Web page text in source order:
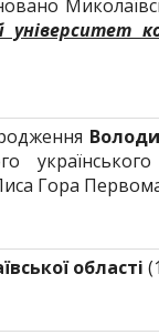
університет
Гора
області